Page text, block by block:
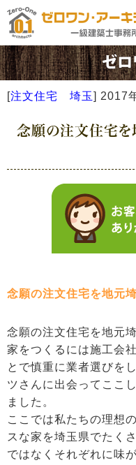
[注文住宅 埼玉] 2017
念願の注文住宅を
念願の注文住宅を地元
念願の注文住宅を地元
家をつくるには施工会
とで慎重に業者選びを
ツさんに出会ってここ
ました。
ここでは私たちの理想
スな家を埼玉県でたく
ではなくそれぞれに味